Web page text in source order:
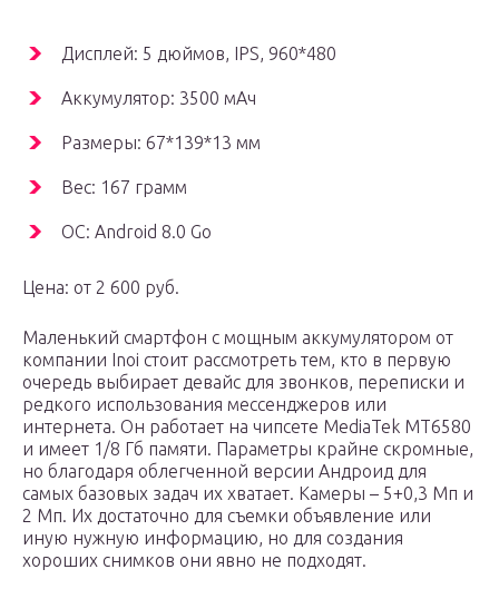
Дисплей: 5 дюймов, IPS, 960*480
Аккумулятор: 3500 мАч
Размеры: 67*139*13 мм
Вес: 167 грамм
ОС: Android 8.0 Go
Цена: от 2 600 руб.
Маленький смартфон с мощным аккумулятором от
компании Inoi стоит рассмотреть тем, кто в первую
очередь выбирает девайс для звонков, переписки и
редкого использования мессенджеров или
интернета. Он работает на чипсете MediaTek MT6580
и имеет 1/8 Гб памяти. Параметры крайне скромные,
но благодаря облегченной версии Андроид для
самых базовых задач их хватает. Камеры – 5+0,3 Мп и
2 Мп. Их достаточно для съемки объявление или
иную нужную информацию, но для создания
хороших снимков они явно не подходят.